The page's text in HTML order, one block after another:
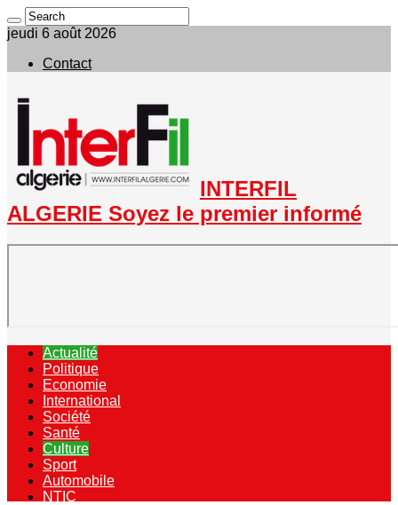
jeudi 6 août 2026
Contact
INTERFIL
ALGERIE Soyez le premier informé
Actualité
Politique
Economie
International
Société
Santé
Culture
Sport
Automobile
NTIC